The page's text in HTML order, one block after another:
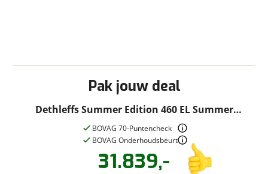
Pak jouw deal
Dethleffs Summer Edition 460 EL Summer
Edition
BOVAG 70-Puntencheck
BOVAG Onderhoudsbeurt
31.839,-
Vraag een
Stel eenvraag!